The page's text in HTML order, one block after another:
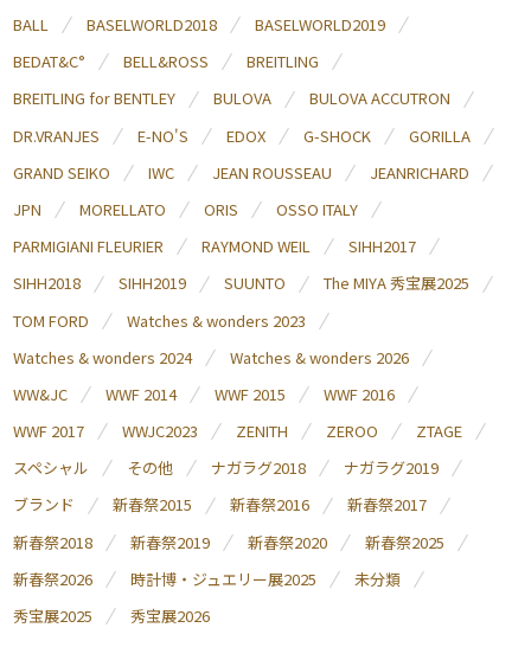
BALL BASELWORLD2018
BASELWORLD2019
BEDAT&C°
BELL&ROSS
BREITLING
BREITLING for BENTLEY
BULOVA
BULOVA ACCUTRON
DR.VRANJES
E-NO'S EDOX G-SHOCK
GORILLA
GRAND SEIKO
IWC JEAN ROUSSEAU
JEANRICHARD
JPN
MORELLATO ORIS
OSSO ITALY
PARMIGIANI FLEURIER
RAYMOND WEIL
SIHH2017
SIHH2018
SIHH2019 SUUNTO
The MIYA 秀宝展2025
TOM FORD
Watches & wonders 2023
Watches & wonders 2024
Watches & wonders 2026
WW&JC
WWF 2014 WWF 2015
WWF 2016
WWF 2017
WWJC2023 ZENITH ZEROO
ZTAGE
スペシャル
その他 ナガラグ2018
ナガラグ2019
ブランド
新春祭2015 新春祭2016
新春祭2017
新春祭2018
新春祭2019 新春祭2020
新春祭2025
新春祭2026
時計博・ジュエリー展2025
未分類
秀宝展2025
秀宝展2026